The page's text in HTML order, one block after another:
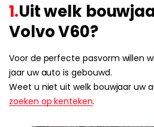
1.Uit welk
Volvo V60?
Voor de perfecte pasvorm willen
jaar uw auto is gebouwd.
Weet u niet uit welk bouwjaar uw
zoeken op kenteken.